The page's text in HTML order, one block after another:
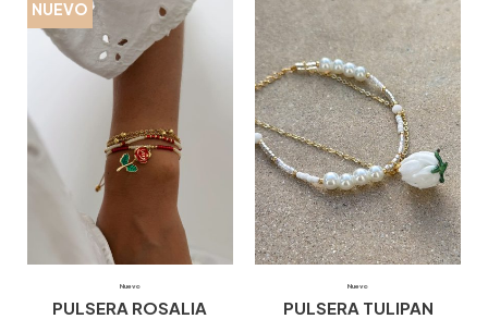
NUEVO
Nuevo
PULSERA ROSALIA
Nuevo
PULSERA TULIPAN